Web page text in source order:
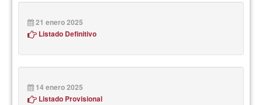
21 enero 2025
Listado Definitivo
14 enero 2025
Listado Provisional